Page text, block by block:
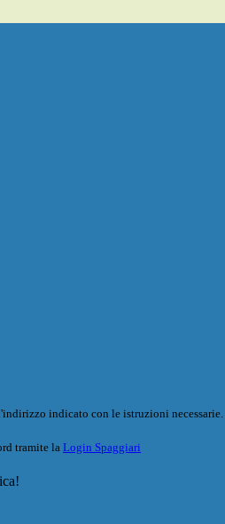
indicato con le istruzioni necessarie.
tramite la Login Spaggiari